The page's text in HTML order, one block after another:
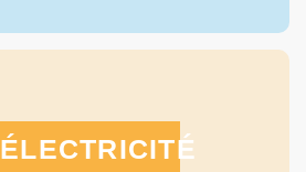
ÉLECTRICITÉ